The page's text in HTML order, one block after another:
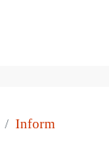
Inform